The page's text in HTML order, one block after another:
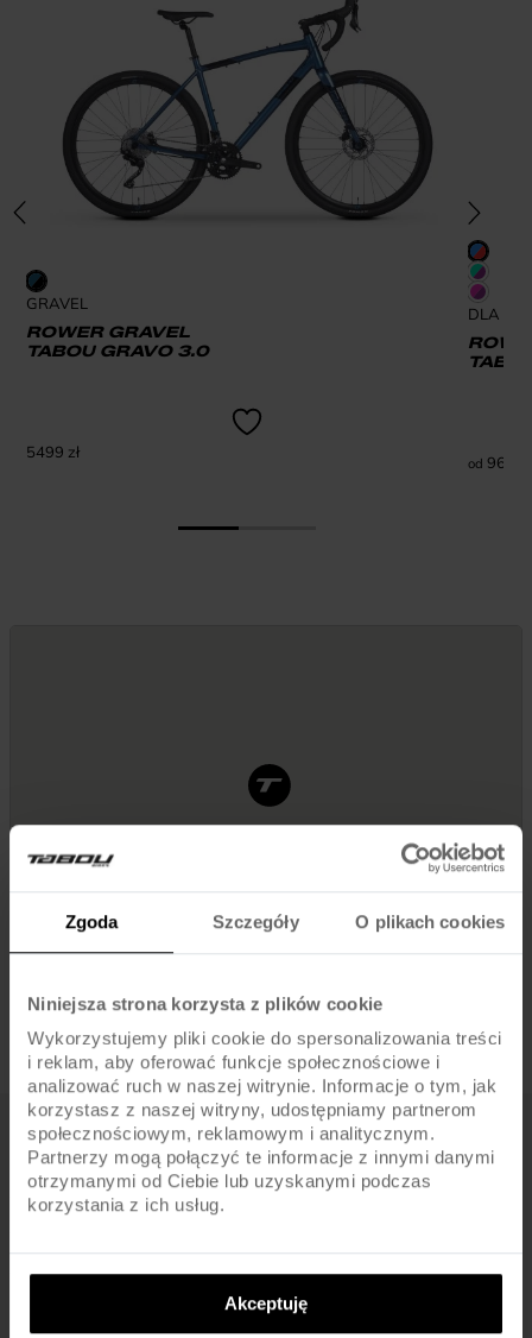
Zgoda Szczegóły O plikach cookies
Niniejsza strona korzysta z plików cookie
Wykorzystujemy pliki cookie do spersonalizowania treści
i reklam, aby oferować funkcje społecznościowe i
analizować ruch w naszej witrynie. Informacje o tym, jak
korzystasz z naszej witryny, udostępniamy partnerom
społecznościowym, reklamowym i analitycznym.
Partnerzy mogą połączyć te informacje z innymi danymi
otrzymanymi od Ciebie lub uzyskanymi podczas
korzystania z ich usług.
Akceptuję
GRAVEL
ROWER GRAVEL
TABOU GRAVO 3.0
5499 zł
DLA
od 969
FIRMA
O nas
Archiwum rowerów
Oświadczenie o dostępności